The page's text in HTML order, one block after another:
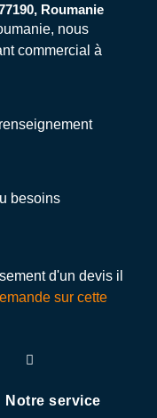
Roumanie
nous
commercial à
besoins
d'un devis il
sur cette
Notre service